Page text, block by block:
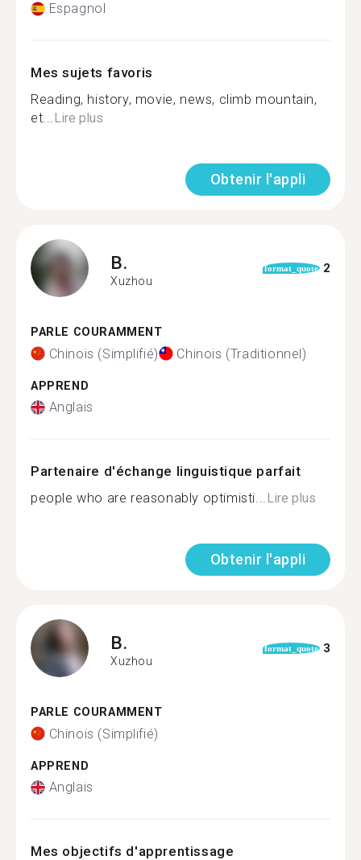
Espagnol
Mes sujets favoris
Reading, history, movie, news, climb mountain,
et...Lire plus
Obtenir l'appli
B.
Xuzhou
format_quote 2
PARLE COURAMMENT
Chinois (Simplifié) Chinois (Traditionnel)
APPREND
Anglais
Partenaire d'échange linguistique parfait
people who are reasonably optimisti...Lire plus
Obtenir l'appli
B.
Xuzhou
format_quote 3
PARLE COURAMMENT
Chinois (Simplifié)
APPREND
Anglais
Mes objectifs d'apprentissage